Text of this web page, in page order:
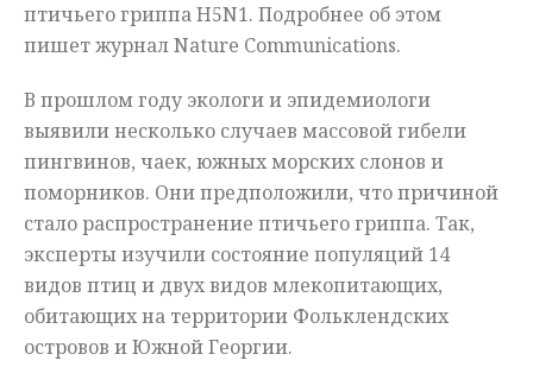
птичьего гриппа H5N1. Подробнее об этом
пишет журнал Nature Communications.
В прошлом году экологи и эпидемиологи
выявили несколько случаев массовой гибели
пингвинов, чаек, южных морских слонов и
поморников. Они предположили, что причиной
стало распространение птичьего гриппа. Так,
эксперты изучили состояние популяций 14
видов птиц и двух видов млекопитающих,
обитающих на территории Фольклендских
островов и Южной Георгии.